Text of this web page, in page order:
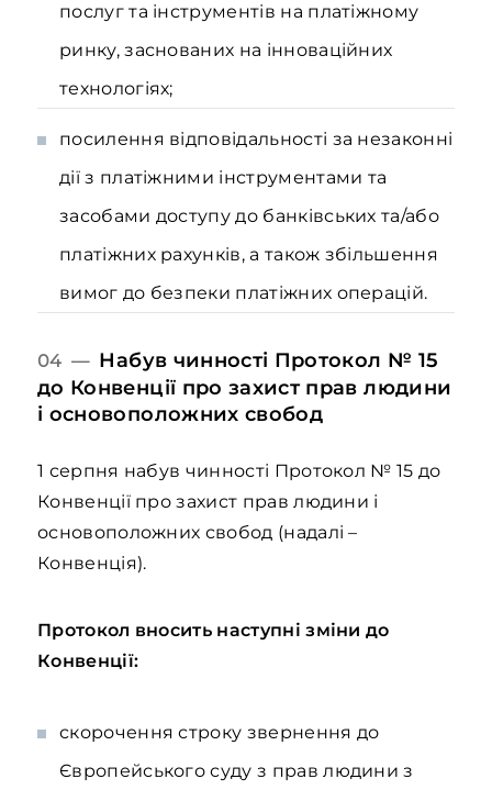
послуг та інструментів на платіжному
ринку, заснованих на інноваційних
технологіях;
посилення відповідальності за незаконні
дії з платіжними інструментами та
засобами доступу до банківських та/або
платіжних рахунків, а також збільшення
вимог до безпеки платіжних операцій.
04 — Набув чинності Протокол № 15
до Конвенції про захист прав людини
і основоположних свобод
1 серпня набув чинності Протокол № 15 до
Конвенції про захист прав людини і
основоположних свобод (надалі –
Конвенція).
Протокол вносить наступні зміни до
Конвенції:
скорочення строку звернення до
Європейського суду з прав людини з